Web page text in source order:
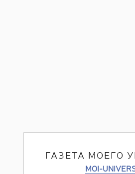
ГАЗЕТА МОЕГО
MOI-